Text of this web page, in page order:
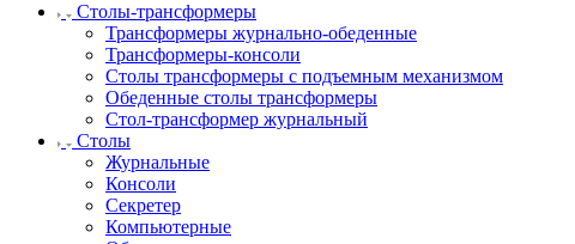
Столы-трансформеры
Трансформеры журнально-обеденные
Трансформеры-консоли
Столы трансформеры с подъемным механизмом
Обеденные столы трансформеры
Стол-трансформер журнальный
Столы
Журнальные
Консоли
Секретер
Компьютерные